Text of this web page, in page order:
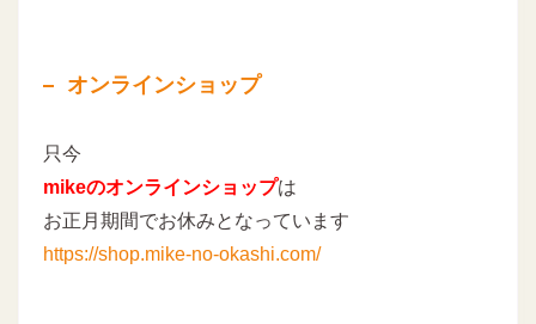
オンラインショップ
只今
mikeのオンラインショップは
お正月期間でお休みとなっています
https://shop.mike-no-okashi.com/